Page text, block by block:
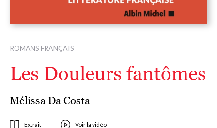
ROMANS FRANÇAIS
Les Douleurs fantômes
Mélissa Da Costa
Extrait Voir la vidéo